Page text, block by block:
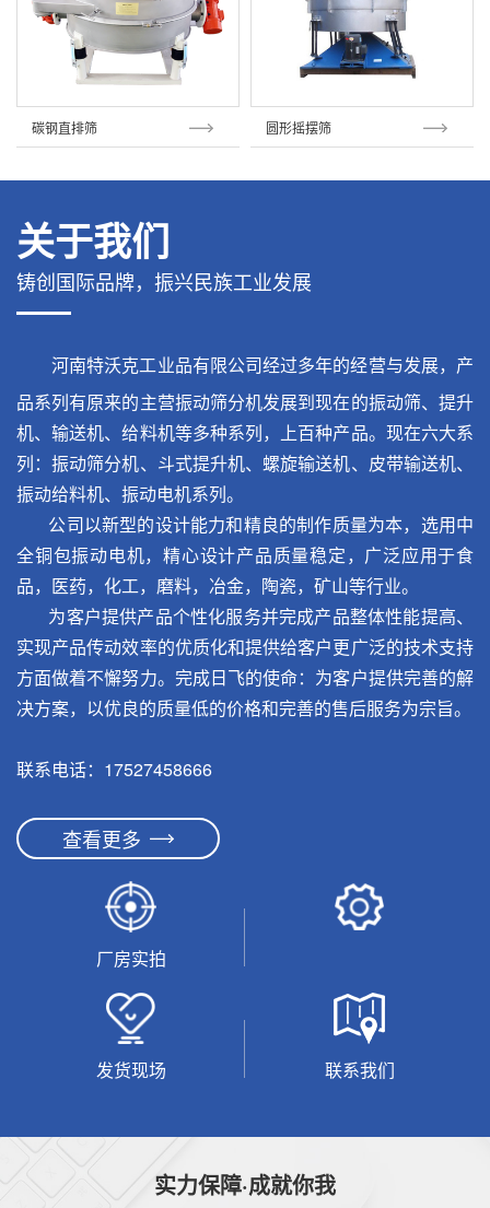
碳钢直排筛 圆形摇摆筛
关于我们
铸创国际品牌，振兴民族工业发展
河南特沃克工业品有限公司经过多年的经营与发展，产
品系列有原来的主营振动筛分机发展到现在的振动筛、提升
机、输送机、给料机等多种系列，上百种产品。现在六大系
列：振动筛分机、斗式提升机、螺旋输送机、皮带输送机、
振动给料机、振动电机系列。
公司以新型的设计能力和精良的制作质量为本，选用中
全铜包振动电机，精心设计产品质量稳定，广泛应用于食
品，医药，化工，磨料，冶金，陶瓷，矿山等行业。
为客户提供产品个性化服务并完成产品整体性能提高、
实现产品传动效率的优质化和提供给客户更广泛的技术支持
方面做着不懈努力。完成日飞的使命：为客户提供完善的解
决方案，以优良的质量低的价格和完善的售后服务为宗旨。
联系电话：17527458666
查看更多
厂房实拍
发货现场 联系我们
实力保障·成就你我